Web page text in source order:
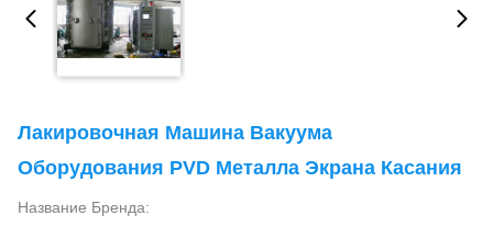
Лакировочная Машина Вакуума
Оборудования PVD Металла Экрана Касания
Название Бренда: